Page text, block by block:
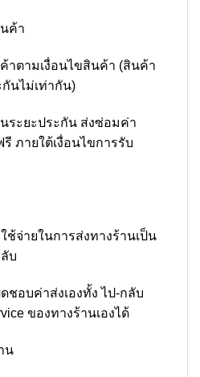
ค้า
าตามเงื่อนไขสินค้า (สินค้า
กันไม่เท่ากัน)
ะยะประกัน ส่งซ่อมค่า
ภายใต้เงื่อนไขการรับ
จ่ายในการส่งทางร้านเป็น
บ
ชอบค่าส่งเองทั้ง ไป-กลับ
ของทางร้านเองได้
น